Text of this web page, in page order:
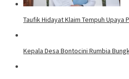
Taufik Hidayat Klaim Tempuh
Kepala Desa Bontocini Rumbia